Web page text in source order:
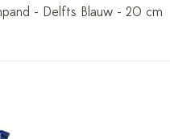
- Delfts Blauw - 20 cm